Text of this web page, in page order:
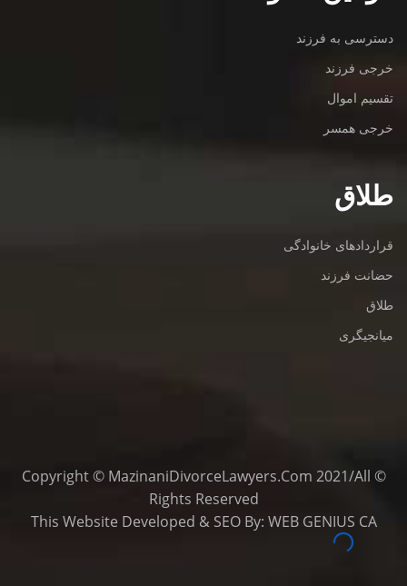
دسترسی به فرزند
خرجی فرزند
تقسیم اموال
خرجی همسر
طلاق
قراردادهای خانوادگی
حضانت فرزند
طلاق
میانجیگری
© Copyright © MazinaniDivorceLawyers.com 2021/All
Rights Reserved
This Website Developed & SEOBy: WEB GENIUS CA